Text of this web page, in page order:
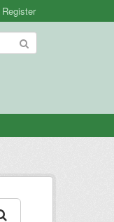
Register